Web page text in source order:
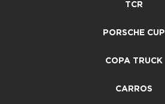
TCR
PORSCHE CUP
COPA TRUCK
CARROS